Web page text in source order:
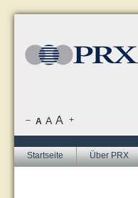
Startseite Über PRX
– A A A +